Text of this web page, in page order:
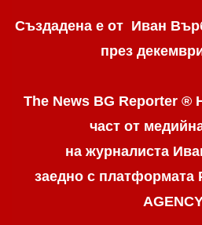
Създадена е от Иван
през
The News BG Reporter ®
част от
на журналиста
заедно с платформата